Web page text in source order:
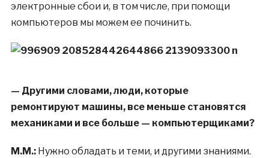
электронные сбои и, в том числе, при помощи
компьютеров мы можем ее починить.
— Другими словами, люди, которые
ремонтируют машины, все меньше становятся
механиками и все больше — компьютерщиками?
М.М.:Нужно обладать и теми, и другими знаниями.